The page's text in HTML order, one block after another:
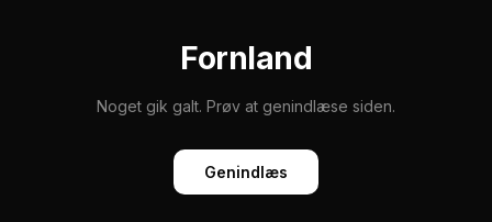
Fornland
Noget gik galt. Prøv at genindlæse siden.
Genindlæs